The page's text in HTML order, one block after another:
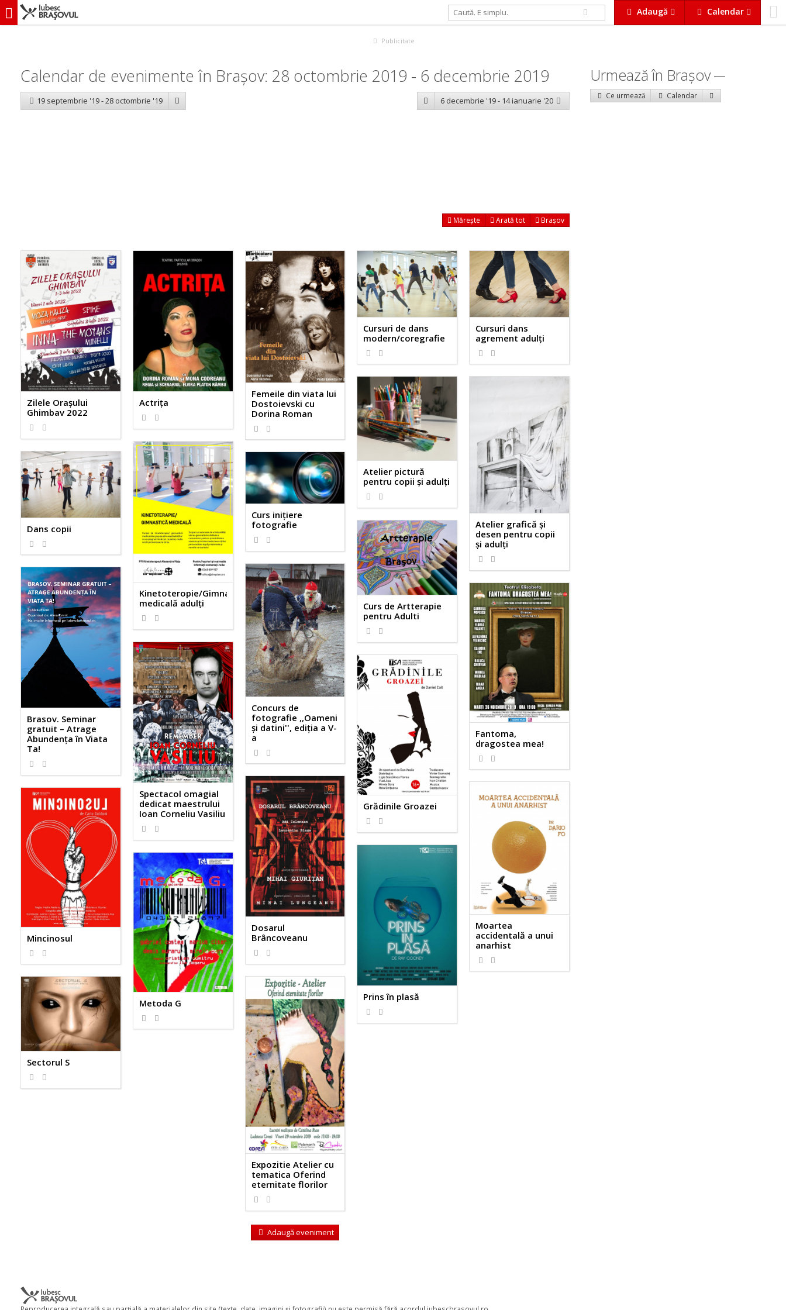
Adaugă Calendar
iubescbraşovul.ro
Publicitate
Calendar de evenimente în Brașov: 28 octombrie 2019 - 6 decembrie 2019
19 septembrie '19 - 28 octombrie '19 6 decembrie '19 - 14 ianuarie '20
Mărește Arată tot Brașov
Zilele Orașului
Ghimbav 2022
Actriţa
Femeile din viata lui
Dostoievski cu
Dorina Roman
Cursuri de dans
modern/coregrafie
Cursuri dans
agrement adulți
Atelier pictură
pentru copii și adulți
Atelier grafică și
desen pentru copii
și adulți
Kinetoteropie/Gimnastică
medicală adulți
Dans copii
Curs inițiere
fotografie
Curs de Artterapie
pentru Adulti
Concurs de
fotografie ,,Oameni
și datini'', ediția a V-
a
Brasov. Seminar
gratuit – Atrage
Abundența în Viata
Ta!
Fantoma,
dragostea mea!
Spectacol omagial
dedicat maestrului
Ioan Corneliu Vasiliu
Grădinile Groazei
Dosarul
Brâncoveanu
Moartea
accidentală a unui
anarhist
Mincinosul
Prins în plasă
Metoda G
Sectorul S
Expozitie Atelier cu
tematica Oferind
eternitate florilor
Adaugă eveniment
Urmează în Braşov
Ce urmează Calendar